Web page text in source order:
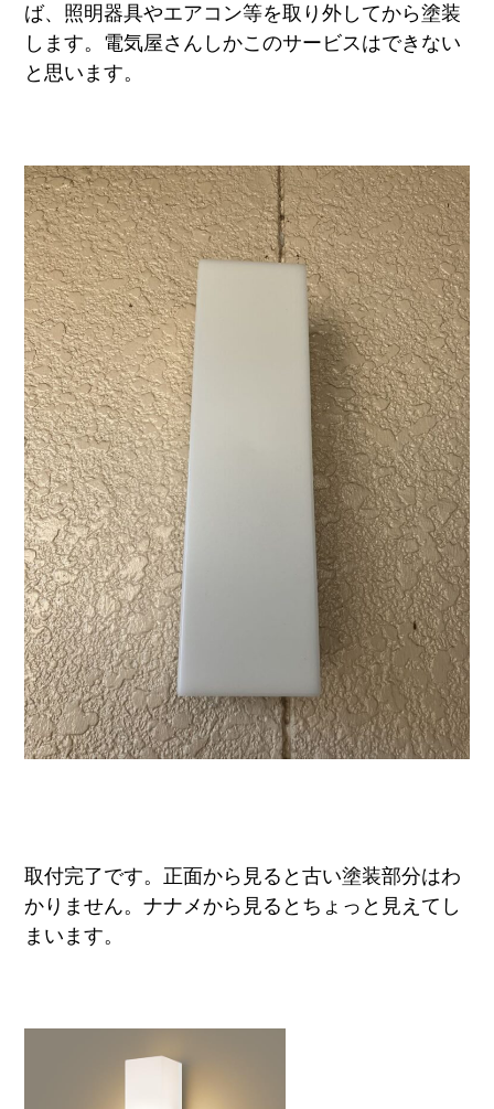
ば、照明器具やエアコン等を取り外してから塗装
します。電気屋さんしかこのサービスはできない
と思います。
取付完了です。正面から見ると古い塗装部分はわ
かりません。ナナメから見るとちょっと見えてし
まいます。